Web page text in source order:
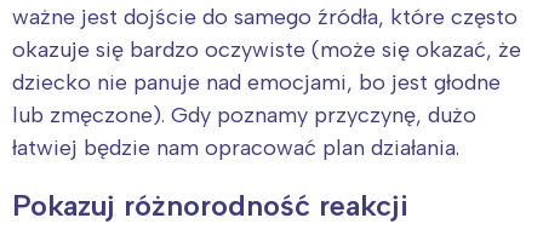
ważne jest dojście do samego źródła, które często
okazuje się bardzo oczywiste (może się okazać, że
dziecko nie panuje nad emocjami, bo jest głodne
lub zmęczone). Gdy poznamy przyczynę, dużo
łatwiej będzie nam opracować plan działania.
Pokazuj różnorodność reakcji